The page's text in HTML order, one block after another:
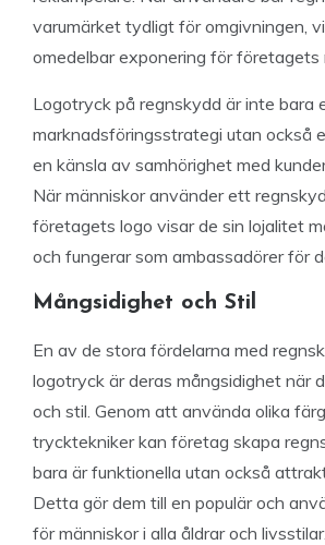
varumärket tydligt för omgivningen,
omedelbar exponering för företagets
Logotryck på regnskydd är inte bara
marknadsföringsstrategi utan också
en känsla av samhörighet med
När människor använder ett
företagets logo visar de sin lojalitet
och fungerar som ambassadörer för
Mångsidighet och Stil
En av de stora fördelarna med
logotryck är deras mångsidighet när
och stil. Genom att använda olika
trycktekniker kan företag skapa
bara är funktionella utan också
Detta gör dem till en populär och
för människor i alla åldrar och livsstilar.